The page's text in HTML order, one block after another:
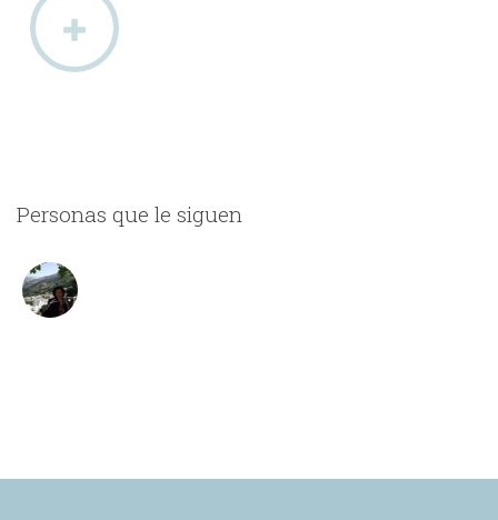
Personas que le siguen